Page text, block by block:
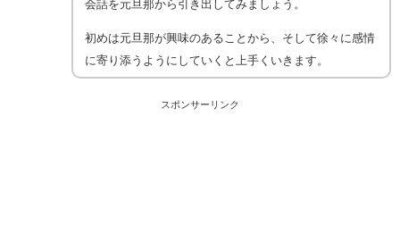
会話を元旦那から引き出してみましょう。
初めは元旦那が興味のあることから、そして徐々に感情
に寄り添うようにしていくと上手くいきます。
スポンサーリンク